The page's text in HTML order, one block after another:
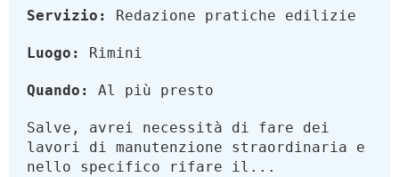
Servizio: Redazione pratiche edilizie
Luogo: Rimini
Quando: Al più presto
Salve, avrei necessità di fare dei
lavori di manutenzione straordinaria e
nello specifico rifare il...